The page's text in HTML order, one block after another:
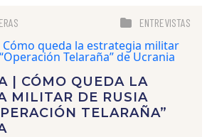
ENTREVISTAS
| CÓMO QUEDA LA
MILITAR DE RUSIA
TELARAÑA”